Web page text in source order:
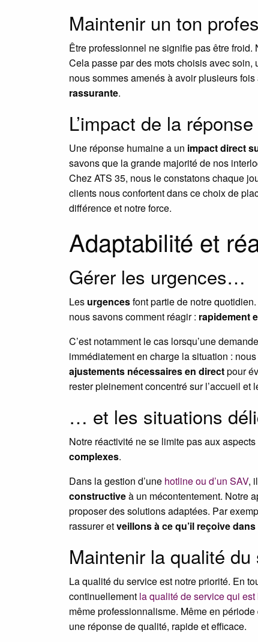
Maintenir un ton
Être professionnel ne signifie pas être
Cela passe par des mots choisis avec
nous sommes amenés à avoir plusieurs
rassurante.
L’impact de la
Une réponse humaine a un impact direct
savons que la grande majorité de nos
Chez ATS 35, nous le constatons chaque
clients nous confortent dans ce choix de
différence et notre force.
Adaptabilité et
Gérer les urgences…
Les urgencesfont partie de notre
nous savons comment réagir : rapidement
C’est notamment le cas lorsqu’une
immédiatement en charge la situation :
ajustements nécessaires en directpour
rester pleinement concentré sur l’accueil et
… et les situations
Notre réactivité ne se limite pas aux
complexes.
Dans la gestion d’une hotline ou d’un SAV,
constructiveà un mécontentement. Notre
proposer des solutions adaptées. Par
rassurer etveillons à ce qu’il reçoive
Maintenir la qualité
La qualité du service est notre priorité. En
continuellement la qualité de service qui est
même professionnalisme. Même en
une réponse de qualité, rapide et efficace.